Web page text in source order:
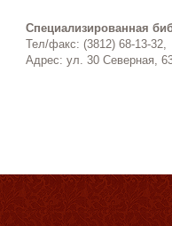
Специализированная
Тел/факс: (3812) 68-13-32,
Адрес: ул. 30 Северная,